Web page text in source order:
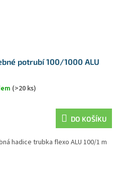
potrubí 100/1000 ALU
(>20 ks)
DO KOŠÍKU
hadice trubka flexo ALU 100/1 m